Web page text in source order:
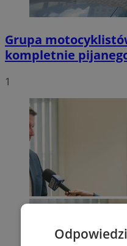
Grupa
kompletnie
1